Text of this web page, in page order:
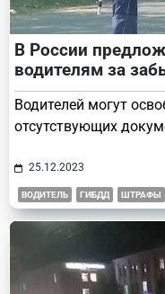
В России
водителям за
Водителей могут
отсутствующих
25.12.2023
ВОДИТЕЛЬ ГИБДД ШТРАФЫ